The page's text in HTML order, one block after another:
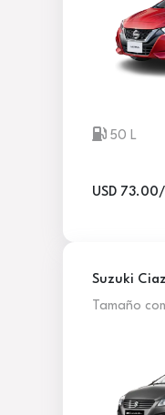
50 L
USD 73.00/
Suzuki
Tamaño